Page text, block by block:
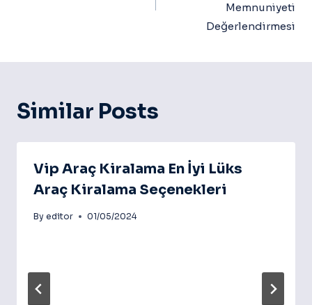
Memnuniyeti
Değerlendirmesi
Similar Posts
Vip Araç Kiralama En İyi Lüks
Araç Kiralama Seçenekleri
By editor 01/05/2024